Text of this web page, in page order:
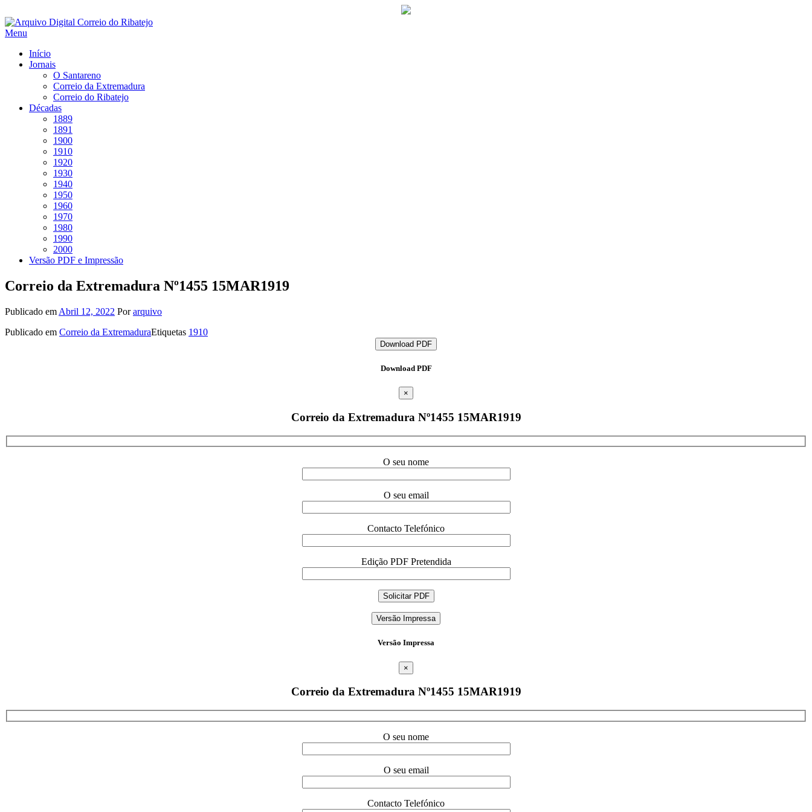
Saltar
para
Menu
Início
Jornais
O Santareno
Correio da Extremadura
Correio do Ribatejo
Décadas
1889
1891
1900
1910
1920
1930
1940
1950
1960
1970
1980
1990
2000
Versão PDF e Impressão
Correio da Extremadura Nº1455 15MAR1919
Publicado em Abril 12, 2022 Porarquivo
Publicado em Correio da ExtremaduraEtiquetas 1910
Download PDF
Download PDF
×
Correio da Extremadura Nº1455 15MAR1919
O seu nome
O seu email
Contacto Telefónico
Edição PDF Pretendida
Versão Impressa
Versão Impressa
×
Correio da Extremadura Nº1455 15MAR1919
O seu nome
O seu email
Contacto Telefónico